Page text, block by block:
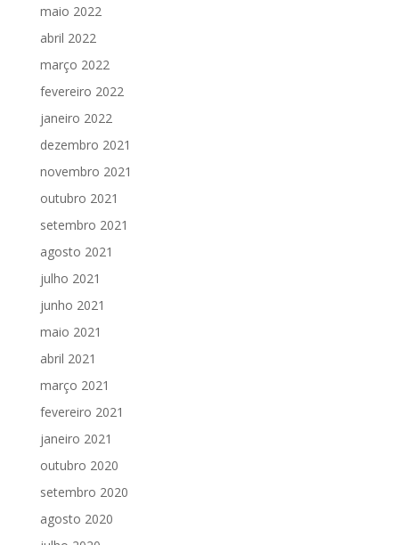
maio 2022
abril 2022
março 2022
fevereiro 2022
janeiro 2022
dezembro 2021
novembro 2021
outubro 2021
setembro 2021
agosto 2021
julho 2021
junho 2021
maio 2021
abril 2021
março 2021
fevereiro 2021
janeiro 2021
outubro 2020
setembro 2020
agosto 2020